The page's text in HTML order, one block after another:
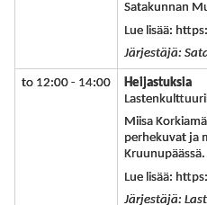
Satakunnan
Lue lisää:
Järjestäjä:
to 12:00 - 14:00
Heijastuksia
Miisa
perhekuvat ja
Lue lisää:
Järjestäjä: